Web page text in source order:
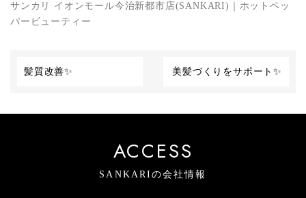
サンカリ イオンモール今治新都市店(SANKARI)｜ホットペッ
パービューティー
髪質改善✨ 美髪づくりをサポート✨
ACCESS
SANKARIの会社情報